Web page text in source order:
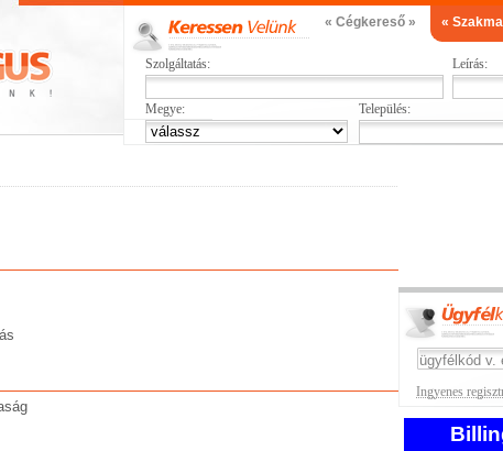
« Cégkereső » «
Szolgáltatás: Leírás:
Megye: Település:
Ingyenes